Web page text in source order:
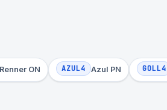
ON AZUL4 Azul PN GOLL4